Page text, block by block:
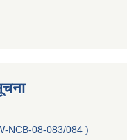
NCB-08-083/084 )